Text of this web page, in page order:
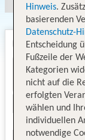
Hinweis.
basierenden
Datenschutz-
Entscheidung
Fußzeile der
Kategorien
nicht auf die
erfolgten
wählen und
individuellen
notwendige